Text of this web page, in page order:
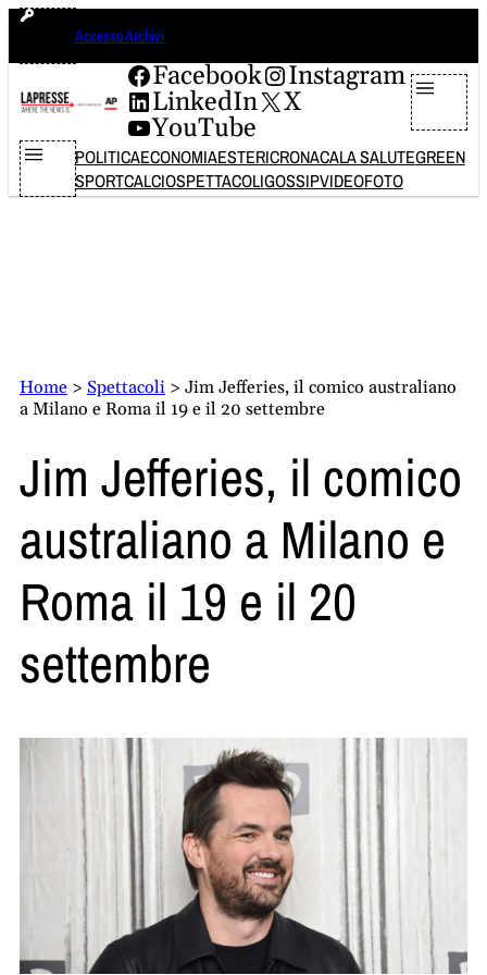
Vai
contenuto
Accesso Archivi
Facebook
Instagram
LinkedIn
X
YouTube
POLITICAECONOMIAESTERICRONACALA SALUTEGREEN
SPORTCALCIOSPETTACOLIGOSSIPVIDEOFOTO
Home > Spettacoli > Jim Jefferies, il comico australiano
a Milano e Roma il 19 e il 20 settembre
Jim Jefferies, il comico
australiano a Milano e
Roma il 19 e il 20
settembre